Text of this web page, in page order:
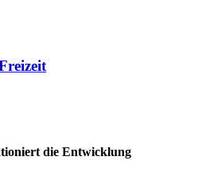
die Entwicklung